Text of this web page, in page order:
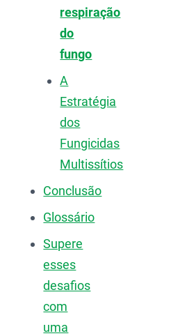
respiração
do
fungo
A
Estratégia
dos
Fungicidas
Multissítios
Conclusão
Glossário
Supere
esses
desafios
com
uma